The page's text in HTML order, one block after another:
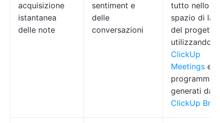
acquisizione
istantanea
delle note
sentiment e
delle
conversazioni
tutto nello
spazio di
del progetto
utilizzando
ClickUp
Meetings e i
programmi
generati
ClickUp